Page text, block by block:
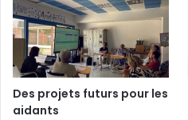
Des projets futurs pour les
aidants